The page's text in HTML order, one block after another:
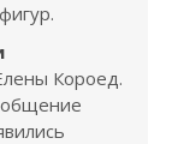
Короед.